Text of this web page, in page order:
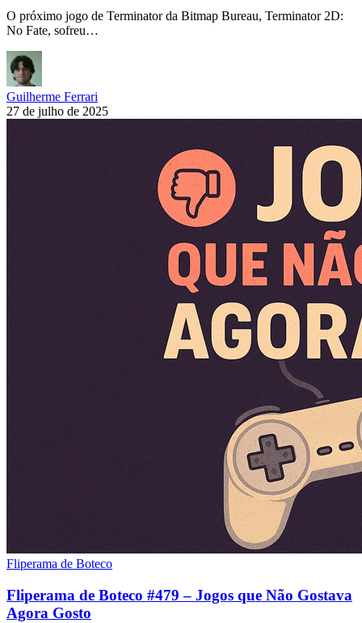
O próximo jogo de Terminator da Bitmap Bureau, Terminator 2D:
No Fate, sofreu…
Guilherme Ferrari
27 de julho de 2025
Fliperama de Boteco
Fliperama de Boteco #479 – Jogos que Não Gostava
Agora Gosto